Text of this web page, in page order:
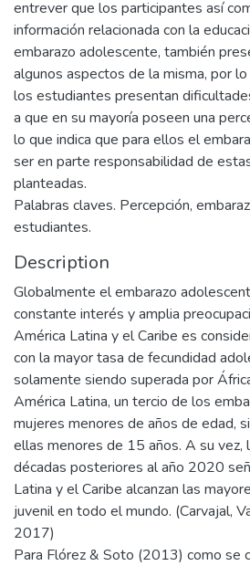
entrever que los participantes así
información relacionada con la
embarazo adolescente, también
algunos aspectos de la misma, por
los estudiantes presentan
a que en su mayoría poseen una
lo que indica que para ellos el
ser en parte responsabilidad de
planteadas.
Palabras claves. Percepción,
estudiantes.
Description
Globalmente el embarazo
constante interés y amplia
América Latina y el Caribe es
con la mayor tasa de fecundidad
solamente siendo superada por
América Latina, un tercio de los
mujeres menores de años de edad,
ellas menores de 15 años. A su vez,
décadas posteriores al año 2020
Latina y el Caribe alcanzan las
juvenil en todo el mundo. (Carvajal,
2017)
Para Flórez & Soto (2013) como se